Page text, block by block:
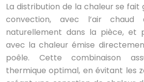
La distribution de la chaleur se
convection, avec l’air chaud
naturellement dans la pièce, et
avec la chaleur émise
poêle. Cette combinaison
thermique optimal, en évitant les